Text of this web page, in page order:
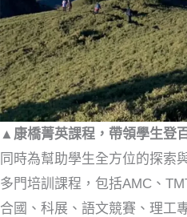
▲康橋菁英課程，帶領學生登
同時為幫助學生全方位的探索
多門培訓課程，包括AMC、
合國、科展、語文競賽、理工